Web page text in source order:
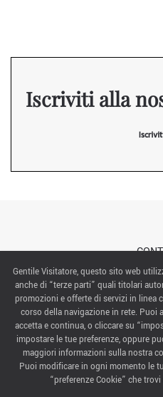
Iscriviti alla
ITALIAN EXHIBITION
Via Emilia
CF/PI 00139440408, Registro Imprese: Rimini P.I
Gentile Visitatore, questo sito web
anche di “terze parti” quali titolari
promozioni e offerte di servizi in linea
corso della navigazione in rete. Puoi
accetta e continua, o cliccare su
impostare le tue preferenze, oppure
maggiori informazioni sulla nostra
Puoi modificare in ogni momento le
“preferenze Cookie” che